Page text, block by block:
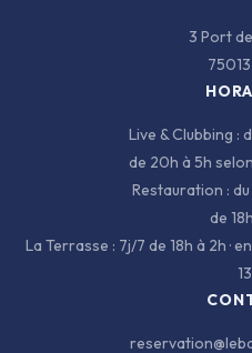
3 PORT DE LA GARE · 75013
3 Port
Live & Clubbing :
de 20h à 5h
Restauration :
de
La Terrasse : 7j/7 de 18h à 2h ·